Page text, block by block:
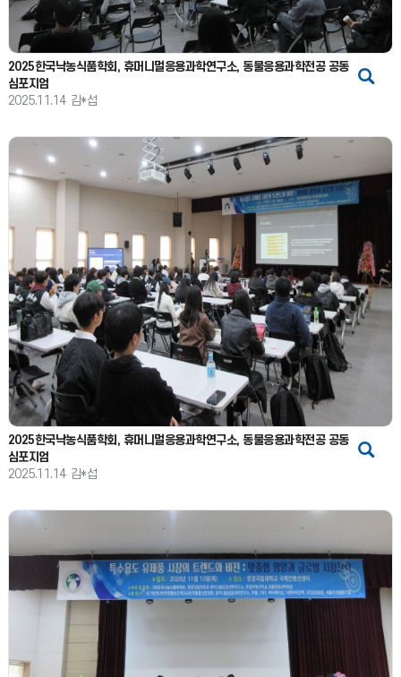
2025한국낙농식품학회, 휴머니멀응용과학연구소, 동물응용과학전공 공동
심포지엄
2025.11.14 김*섭
2025한국낙농식품학회, 휴머니멀응용과학연구소, 동물응용과학전공 공동
심포지엄
2025.11.14 김*섭